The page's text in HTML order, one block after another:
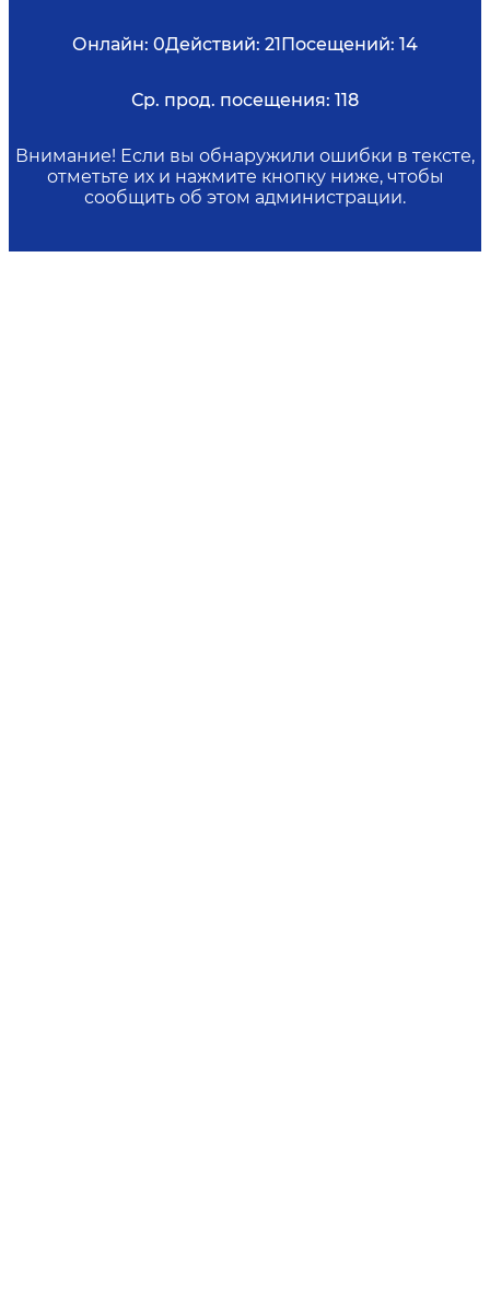
Онлайн: 0Действий: 21Посещений: 14
Ср. прод. посещения: 118
Внимание! Если вы обнаружили ошибки в тексте,
отметьте их и нажмите кнопку ниже, чтобы
сообщить об этом администрации.